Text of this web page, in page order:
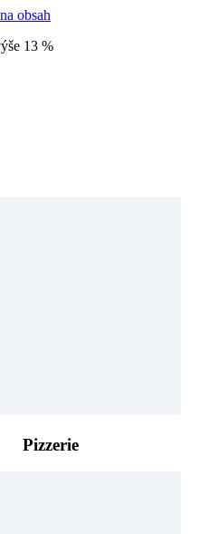
obsah
13 %
Pizzerie